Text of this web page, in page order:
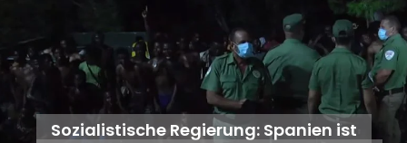
Sozialistische Regierung: Spanien ist